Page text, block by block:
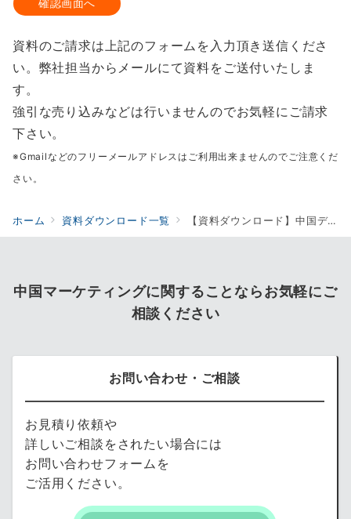
資料のご請求は上記のフォームを入力頂き送信くださ
い。弊社担当からメールにて資料をご送付いたしま
す。
強引な売り込みなどは行いませんのでお気軽にご請求
下さい。
※Gmailなどのフリーメールアドレスはご利用出来ませんのでご注意くだ
さい。
ホーム 資料ダウンロード一覧 【資料ダウンロード】中国データ分析コンサルティング＆マーケティング提案資料
中国マーケティングに関することならお気軽にご
相談ください
お問い合わせ・ご相談
お見積り依頼や
詳しいご相談をされたい場合には
お問い合わせフォームを
ご活用ください。